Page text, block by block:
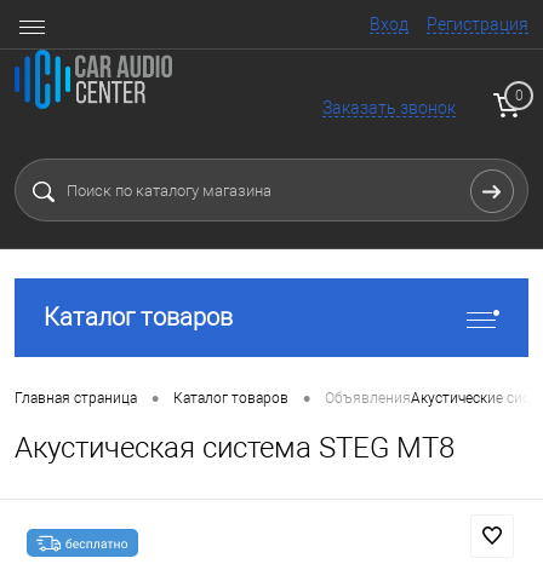
Вход Регистрация
Заказать звонок
0
Каталог товаров
Главная страница • Каталог товаров • ОбъявленияАкустические
Акустическая система STEG MT8